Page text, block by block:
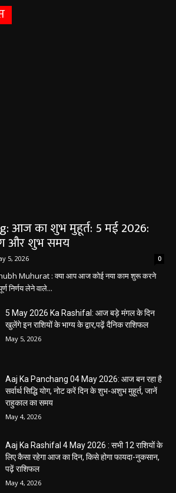
आज का शुभ मुहूर्त: 5 मई 2026:
और शुभ समय
5, 2026 0
Muhurat : क्या आप आज कोई नया काम शुरू करने
निर्णय लेने वाले...
5 May 2026 Ka Rashifal: आज बड़े मंगल के दिन
खुलेंगे इन राशियों के भाग्य के द्वार,पढ़ें दैनिक राशिफल
May 5, 2026
Aaj Ka Panchang 04 May 2026: आज बन रहा है
सर्वार्थ सिद्धि योग, नोट करें दिन के शुभ-अशुभ मुहूर्त, जानें
राहुकाल का समय
May 4, 2026
Aaj Ka Rashifal 4 May 2026 : सभी 12 राशियों के
लिए कैसा रहेगा आज का दिन, किसे होगा फायदा-नुकसान,
पढ़ें राशिफल
May 4, 2026